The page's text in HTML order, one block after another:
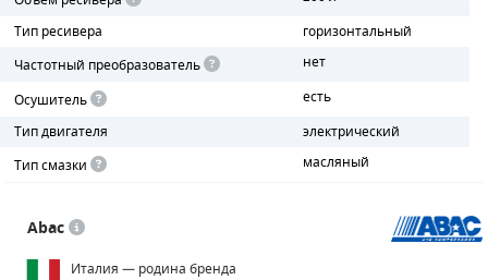
Тип ресивера
горизонтальный
Частотный преобразователь
нет
Осушитель
есть
Тип двигателя
электрический
Тип смазки
масляный
Abac
Италия — родина бренда
ДЕТАЛИ СПИРАЛЬНЫХ КОМПРЕССОРОВ
ДЕТАЛИ НАСОСНОЙ ЧАСТИ
ДЕТАЛИ ПОГРУЖНЫХ НАСОСОВ
ДЛЯ ВАКУУМНЫХ НАСОСОВ